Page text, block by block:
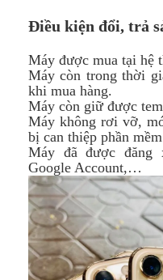
Điều kiện đổi, trả
Máy được mua tại hệ
Máy còn trong thời
khi mua hàng.
Máy còn giữ được
Máy không rơi vỡ,
bị can thiệp phần
Máy đã được đăng
Google Account,…